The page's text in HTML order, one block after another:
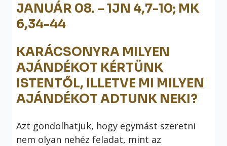
JANUÁR 08. – 1JN 4,7-10; MK
6,34-44
KARÁCSONYRA MILYEN
AJÁNDÉKOT KÉRTÜNK
ISTENTŐL, ILLETVE MI MILYEN
AJÁNDÉKOT ADTUNK NEKI?
Azt gondolhatjuk, hogy egymást szeretni
nem olyan nehéz feladat, mint az